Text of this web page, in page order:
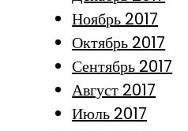
Ноябрь 2017
Октябрь 2017
Сентябрь 2017
Август 2017
Июль 2017